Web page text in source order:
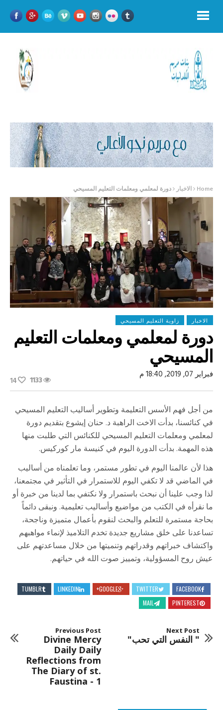
Home الاخبار دورة لمعلمي ومعلمات التعليم المسيحي
الاخبار زاوية التعليم المسيحي
دورة لمعلمي ومعلمات التعليم
المسيحي
فبراير 07, 2019, 18:40 م 1133
14
من أجل فهم الأسس التعليمة وتطوير أساليب التعليم المسيحي
في كنائسنا، بدأت الاخت الراهبة د. حنان إيشوع بتقديم دورة
لمعلمي ومعلمات التعليم المسيحي للكنائس التي طلبت منها
هذه المهمة. بدأت الدورة اليوم في كنيسة مار كوركيس.
هذا لأن عالمنا اليوم في تطور مستمر، وما تعلمناه من أساليب
في الماضي قد لا تكفي اليوم للاستمرار في التأثير في مجتمعنا،
لذا وجب علينا أن نبحث باستمرار ولا نكتفي بما لدينا من خبرة أو
ما نقرأه في الكتب من مواضيع وأساليب تعليمية. ونبقى دائماً
بحاجة مستمرة للتعلم والبحث لنقوم بأعمال متميزة وناجحة،
تساعدنا على خلق مشاريع جديدة تخدم التلاميذ لإنماء مواهبهم
واكتشاف خبراتهم وقدراتهم وتنميتها من خلال مساعدتهم على
عيش روح المسؤولية، وتمييز صوت الله في حياتهم.
FACEBOOK
TWITTER
GOOGLE+
LINKEDIN
TUMBLR
PINTEREST
MAIL
Previous Post
Divine Mercy
Daily Daily
Reflections from
The Diary of st.
Faustina - 1
Next Post
" النفس التي تحب"